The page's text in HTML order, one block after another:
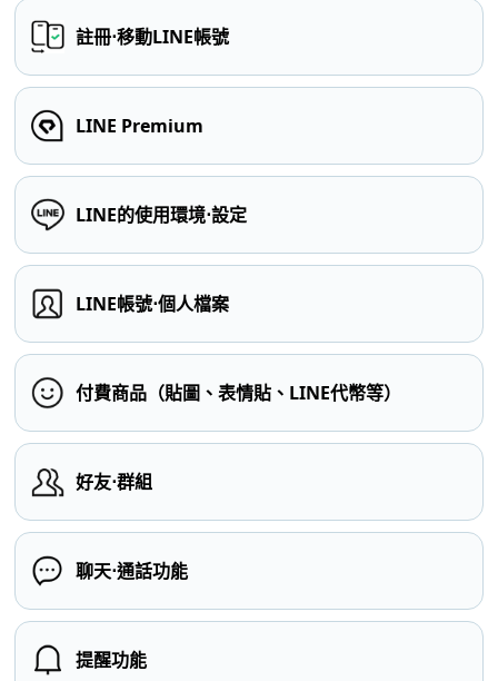
註冊⋅移動LINE帳號
LINE Premium
LINE的使用環境⋅設定
LINE帳號⋅個人檔案
付費商品（貼圖、表情貼、LINE代幣等）
好友⋅群組
聊天⋅通話功能
提醒功能